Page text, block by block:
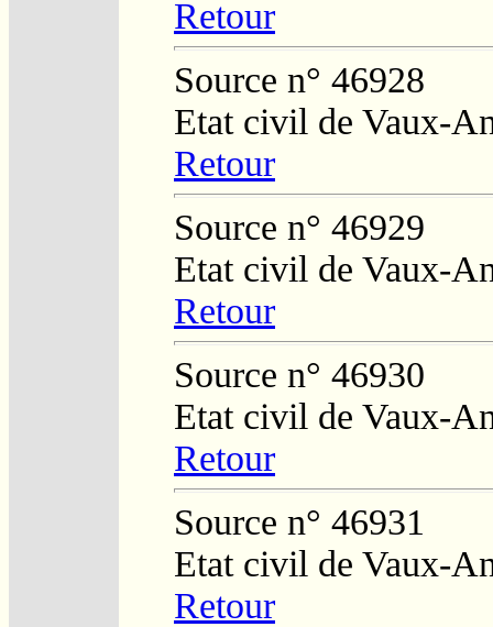
Retour
Source n° 46928
Etat civil de Vaux-
Retour
Source n° 46929
Etat civil de Vaux-
Retour
Source n° 46930
Etat civil de Vaux-
Retour
Source n° 46931
Etat civil de Vaux-
Retour